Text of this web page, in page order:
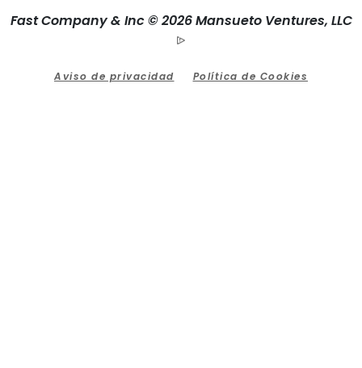
Fast Company & Inc © 2026 Mansueto Ventures, LLC
Aviso de privacidad Política de Cookies